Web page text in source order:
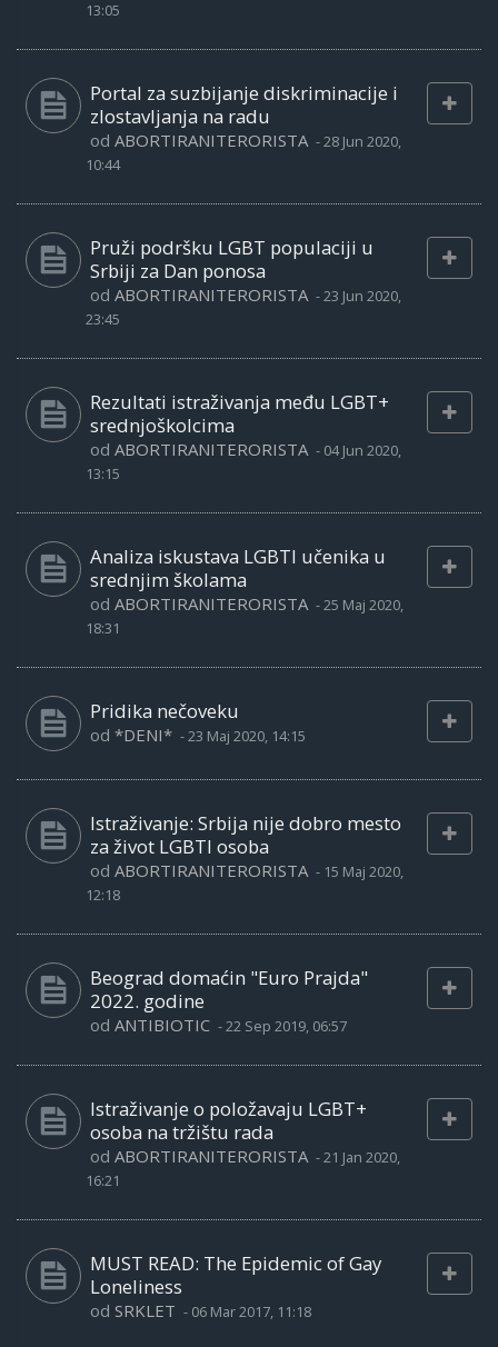
13:05
Portal za suzbijanje diskriminacije i
zlostavljanja na radu
od ABORTIRANITERORISTA -28 Jun 2020,
10:44
Pruži podršku LGBT populaciji u
Srbiji za Dan ponosa
od ABORTIRANITERORISTA -23 Jun 2020,
23:45
Rezultati istraživanja među LGBT+
srednjoškolcima
od ABORTIRANITERORISTA - 04 Jun 2020,
13:15
Analiza iskustava LGBTI učenika u
srednjim školama
od ABORTIRANITERORISTA -25 Maj 2020,
18:31
Pridika nečoveku
od *DENI* -23 Maj 2020, 14:15
Istraživanje: Srbija nije dobro mesto
za život LGBTI osoba
od ABORTIRANITERORISTA - 15 Maj 2020,
12:18
Beograd domaćin "Euro Prajda"
2022. godine
od ANTIBIOTIC -22 Sep 2019, 06:57
Istraživanje o položavaju LGBT+
osoba na tržištu rada
od ABORTIRANITERORISTA -21 Jan 2020,
16:21
MUST READ: The Epidemic of Gay
Loneliness
od SRKLET - 06 Mar 2017, 11:18